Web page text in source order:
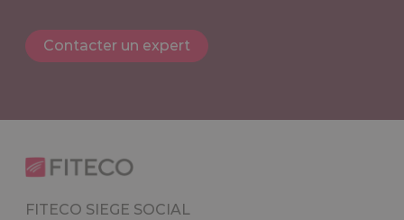
Contacter un expert
FITECO SIEGE SOCIAL